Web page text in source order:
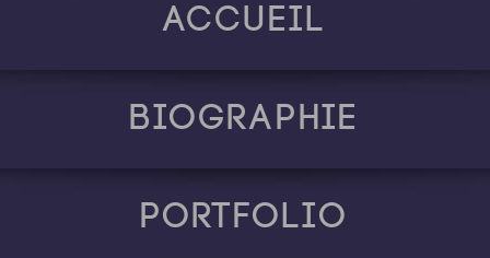
Accueil
Biographie
Portfolio